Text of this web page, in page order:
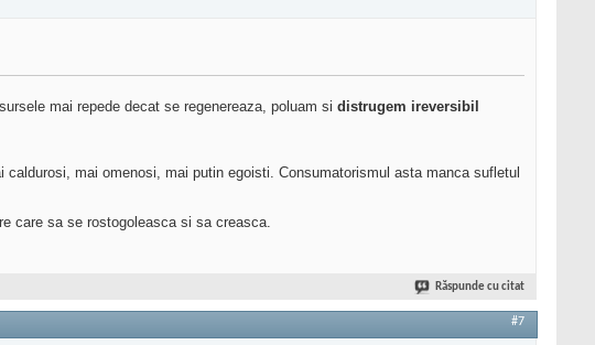
mai repede decat se regenereaza, poluam si distrugem ireversibil
mai omenosi, mai putin egoisti. Consumatorismul asta manca sufletul
care sa se rostogoleasca si sa creasca.
Răspunde cu citat
#7